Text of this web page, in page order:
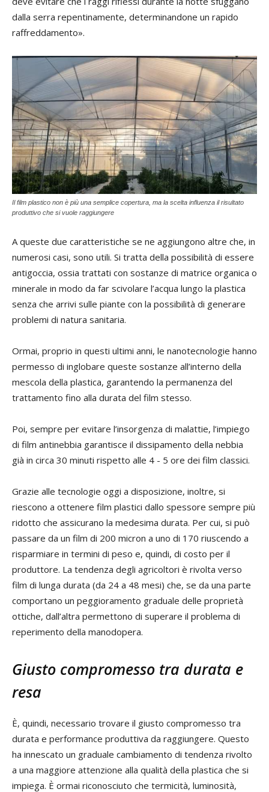
dalla serra repentinamente, determinandone un rapido
raffreddamento».
Il film plastico non è più una semplice copertura, ma la scelta influenza il risultato
produttivo che si vuole raggiungere
A queste due caratteristiche se ne aggiungono altre che, in
numerosi casi, sono utili. Si tratta della possibilità di essere
antigoccia, ossia trattati con sostanze di matrice organica o
minerale in modo da far scivolare l’acqua lungo la plastica
senza che arrivi sulle piante con la possibilità di generare
problemi di natura sanitaria.
Ormai, proprio in questi ultimi anni, le nanotecnologie hanno
permesso di inglobare queste sostanze all’interno della
mescola della plastica, garantendo la permanenza del
trattamento fino alla durata del film stesso.
Poi, sempre per evitare l’insorgenza di malattie, l’impiego
di film antinebbia garantisce il dissipamento della nebbia
già in circa 30 minuti rispetto alle 4 - 5 ore dei film classici.
Grazie alle tecnologie oggi a disposizione, inoltre, si
riescono a ottenere film plastici dallo spessore sempre più
ridotto che assicurano la medesima durata. Per cui, si può
passare da un film di 200 micron a uno di 170 riuscendo a
risparmiare in termini di peso e, quindi, di costo per il
produttore. La tendenza degli agricoltori è rivolta verso
film di lunga durata (da 24 a 48 mesi) che, se da una parte
comportano un peggioramento graduale delle proprietà
ottiche, dall’altra permettono di superare il problema di
reperimento della manodopera.
Giusto compromesso tra durata e
resa
È, quindi, necessario trovare il giusto compromesso tra
durata e performance produttiva da raggiungere. Questo
ha innescato un graduale cambiamento di tendenza rivolto
a una maggiore attenzione alla qualità della plastica che si
impiega. È ormai riconosciuto che termicità, luminosità,